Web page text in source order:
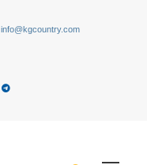
info@kgcountry.com